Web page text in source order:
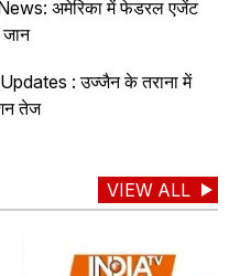
अमेरिका में फेडरल एजेंट
: उज्जैन के तराना में
तेज
VIEW ALL